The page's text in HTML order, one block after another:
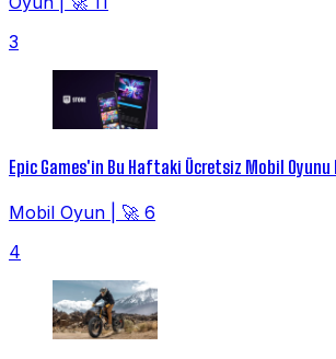
3
Epic Games'in Bu Haftaki Ücretsiz Mobil Oyunu
Mobil Oyun
🚀 6
4